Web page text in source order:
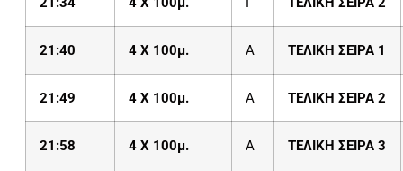
21:40 4 X 100μ. Α ΤΕΛΙΚΗ ΣΕΙΡΑ 1
21:49 4 X 100μ. Α ΤΕΛΙΚΗ ΣΕΙΡΑ 2
21:58 4 X 100μ. Α ΤΕΛΙΚΗ ΣΕΙΡΑ 3